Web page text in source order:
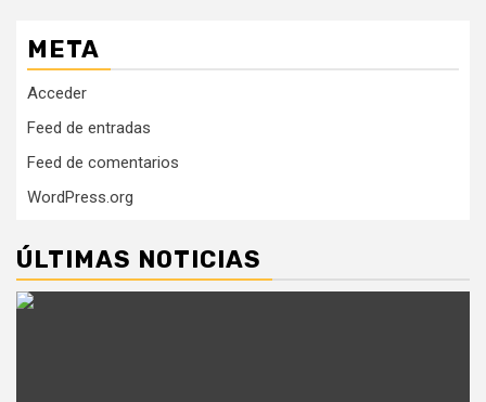
META
Acceder
Feed de entradas
Feed de comentarios
WordPress.org
ÚLTIMAS NOTICIAS